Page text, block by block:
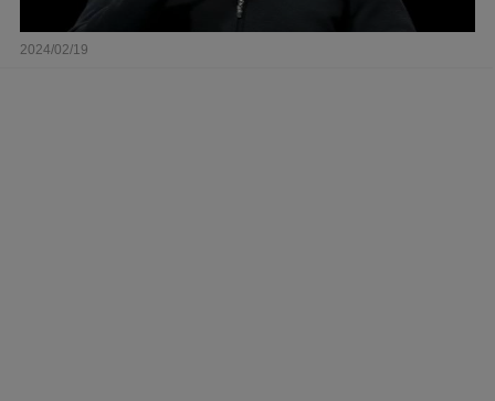
2024/02/19